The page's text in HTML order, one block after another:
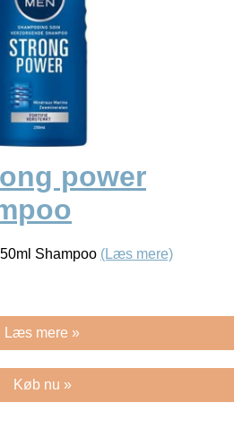
power
Shampoo (Læs mere)
Læs mere »
Køb nu »